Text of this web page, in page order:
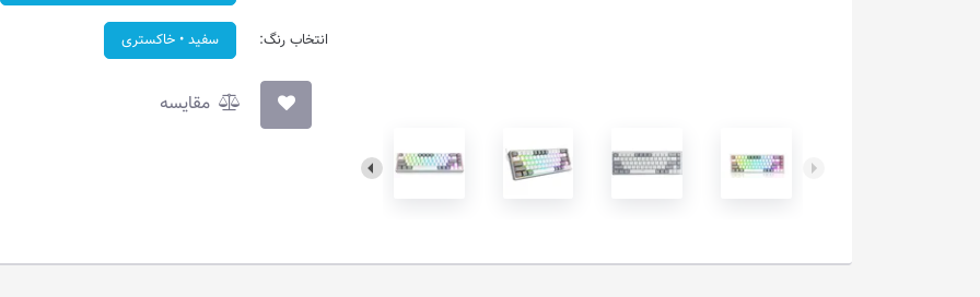
انتخاب رنگ: سفید • خاکستری
مقایسه